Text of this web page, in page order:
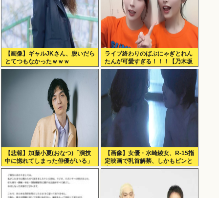
【画像】ギャルJKさん、脱いだら
とてつもなかったｗｗｗ
ライブ終わりのばぶにゃぎとれん
たんが可愛すぎる！！！【乃木坂
46】
【悲報】加藤小夏(おなつ)「演技
中に惚れてしまった俳優がいる」
（※動画あり）
【画像】女優・水崎綾女、R-15指
定映画で乳首解禁、しかもピンと
立ってる